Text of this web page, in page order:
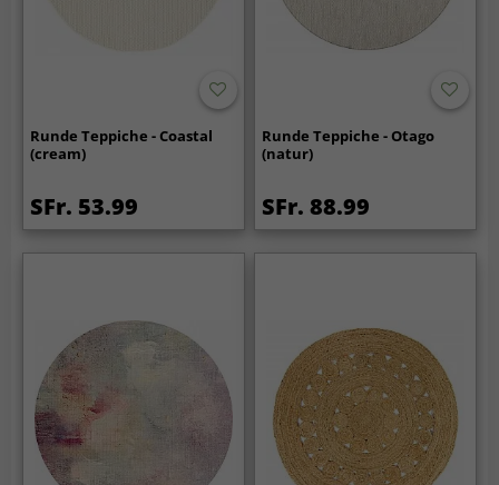
Runde Teppiche - Coastal
(cream)
SFr. 53.99
Runde Teppiche - Otago
(natur)
SFr. 88.99